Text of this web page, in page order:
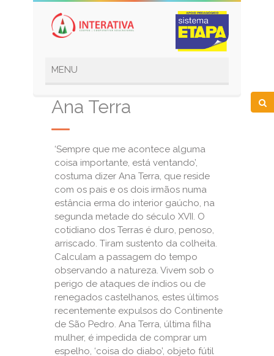
Ana Terra
‘Sempre que me acontece alguma
coisa importante, está ventando’,
costuma dizer Ana Terra, que reside
com os pais e os dois irmãos numa
estância erma do interior gaúcho, na
segunda metade do século XVII. O
cotidiano dos Terras é duro, penoso,
arriscado. Tiram sustento da colheita.
Calculam a passagem do tempo
observando a natureza. Vivem sob o
perigo de ataques de índios ou de
renegados castelhanos, estes últimos
recentemente expulsos do Continente
de São Pedro. Ana Terra, última filha
mulher, é impedida de comprar um
espelho, ‘coisa do diabo’, objeto fútil